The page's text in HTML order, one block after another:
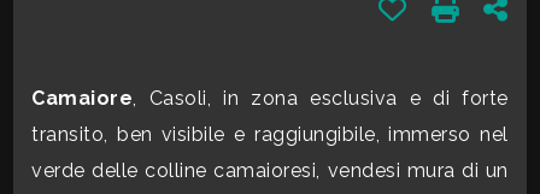
Preferiti: Cod.
Camaiore, Casoli, in zona esclusiva e di forte
transito, ben visibile e raggiungibile, immerso nel
verde delle colline camaioresi, vendesi mura di un
CONTATTI
Residenziali
Commerciali